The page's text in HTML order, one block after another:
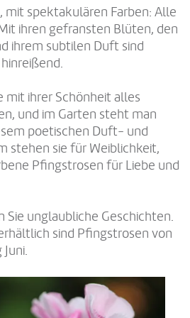
spektakulären Farben: Alle
ihren gefransten Blüten, den
ihrem subtilen Duft sind
mit ihrer Schönheit alles
und im Garten steht man
poetischen Duft- und
stehen sie für Weiblichkeit,
Pfingstrosen für Liebe und
Sie unglaubliche Geschichten.
sind Pfingstrosen von